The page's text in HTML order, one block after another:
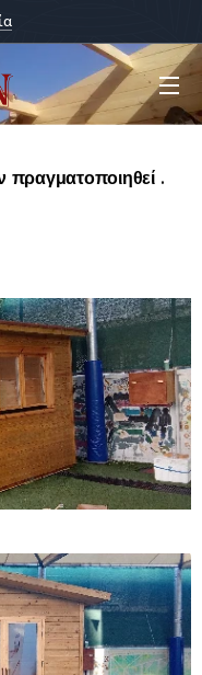
.